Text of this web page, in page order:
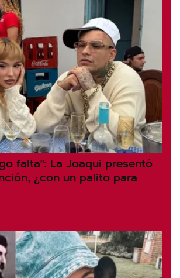
falta": La Joaqui presentó
¿con un palito para